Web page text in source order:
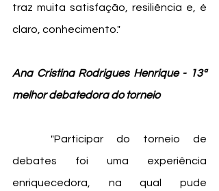
traz muita satisfação, resiliência e, é
claro, conhecimento."
Ana Cristina Rodrigues Henrique - 13ª
melhor debatedora do torneio
debates foi uma experiência
enriquecedora, na qual pude